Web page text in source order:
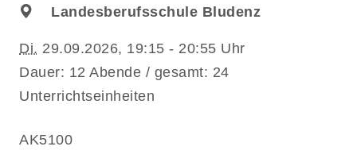
Landesberufsschule Bludenz
Di. 29.09.2026, 19:15 - 20:55 Uhr
Dauer: 12 Abende / gesamt: 24
Unterrichtseinheiten
AK5100